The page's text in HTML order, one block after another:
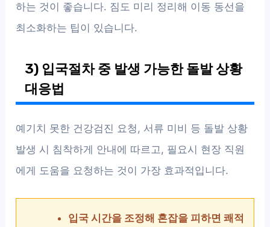
하는 것이 좋습니다. 짐도 미리 정리해 이동 동선을
최소화하는 팁이 있습니다.
3) 입국절차 중 발생 가능한 돌발 상황
대응법
예기치 못한 건강검진 요청, 서류 미비 등 돌발 상황
발생 시 침착하게 안내에 따르고, 필요시 현장 직원
에게 도움을 요청하는 것이 가장 효과적입니다.
입국 시간을 조정해 혼잡을 피하면 쾌적